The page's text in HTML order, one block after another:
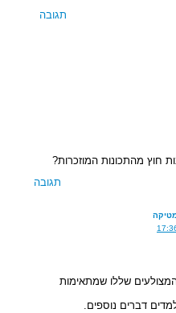
תגובה
מהתכונות המוזכרות?
תגובה
שללו שמתאימות
דברים נוספים.